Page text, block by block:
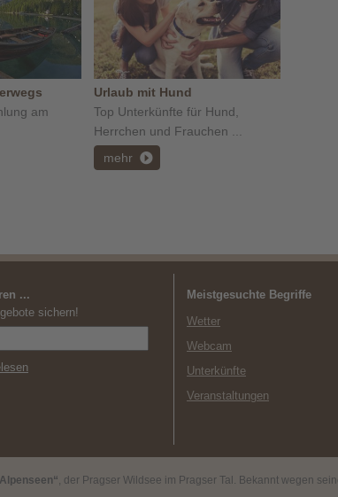
am
Urlaub mit Hund
Top Unterkünfte für Hund,
Herrchen und Frauchen ...
mehr
...
sichern!
Meistgesuchte Begriffe
Wetter
Webcam
Unterkünfte
Veranstaltungen
, der Pragser Wildsee im Pragser Tal. Bekannt wegen